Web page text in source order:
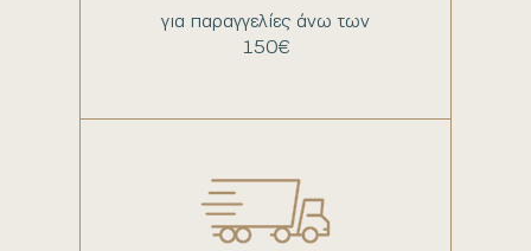
για παραγγελίες άνω των
150€